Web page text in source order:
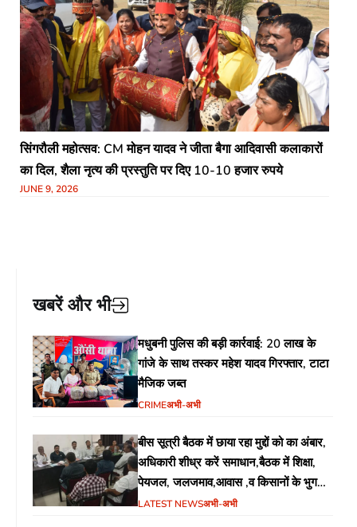
सिंगरौली महोत्सव: CM मोहन यादव ने जीता बैगा आदिवासी कलाकारों
का दिल, शैला नृत्य की प्रस्तुति पर दिए 10-10 हजार रुपये
JUNE 9, 2026
खबरें और भी
मधुबनी पुलिस की बड़ी कार्रवाई: 20 लाख के
गांजे के साथ तस्कर महेश यादव गिरफ्तार, टाटा
मैजिक जब्त
CRIMEअभी-अभी
बीस सूत्री बैठक में छाया रहा मुद्दों को का अंबार,
अधिकारी शीध्र करें समाधान,बैठक में शिक्षा,
पेयजल, जलजमाव,आवास ,व किसानों के भुगतान
का उठा मुद्दा
LATEST NEWSअभी-अभी